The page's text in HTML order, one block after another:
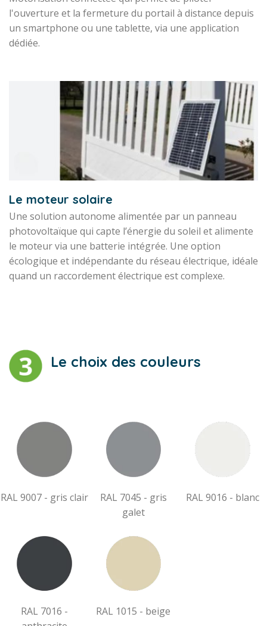
l'ouverture et la fermeture du portail à distance depuis
un smartphone ou une tablette, via une application
dédiée.
Le moteur solaire
Une solution autonome alimentée par un panneau
photovoltaïque qui capte l’énergie du soleil et alimente
le moteur via une batterie intégrée. Une option
écologique et indépendante du réseau électrique, idéale
quand un raccordement électrique est complexe.
Le choix des couleurs
RAL 9007 - gris clair
RAL 7045 - gris
galet
RAL 9016 - blanc
RAL 7016 -
RAL 1015 - beige